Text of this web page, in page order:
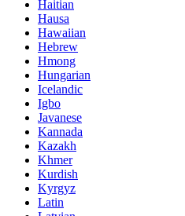
Haitian
Hausa
Hawaiian
Hebrew
Hmong
Hungarian
Icelandic
Igbo
Javanese
Kannada
Kazakh
Khmer
Kurdish
Kyrgyz
Latin